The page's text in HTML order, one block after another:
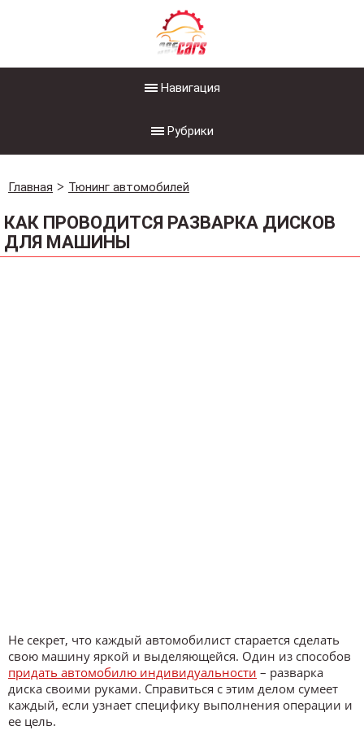
Навигация
Рубрики
Главная Тюнинг автомобилей
КАК ПРОВОДИТСЯ РАЗВАРКА ДИСКОВ
ДЛЯ МАШИНЫ
Не секрет, что каждый автомобилист старается сделать
свою машину яркой и выделяющейся. Один из способов
придать автомобилю индивидуальности – разварка
диска своими руками. Справиться с этим делом сумеет
каждый, если узнает специфику выполнения операции и
ее цель.